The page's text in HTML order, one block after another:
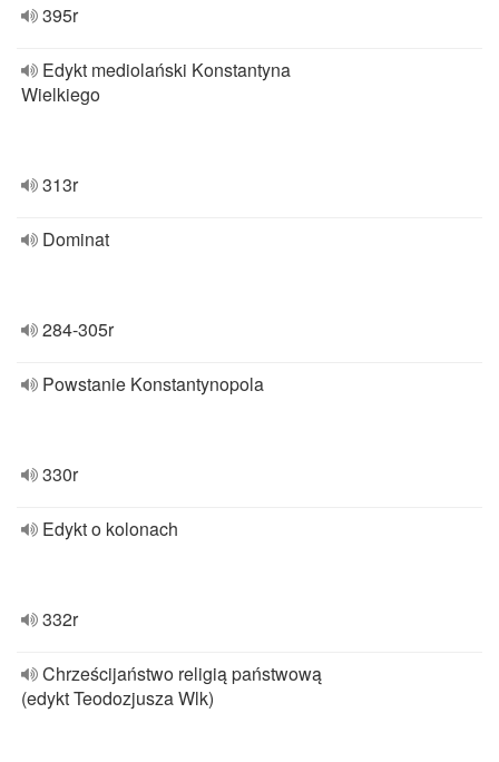
395r
Edykt mediolański Konstantyna
Wielkiego
313r
Dominat
284-305r
Powstanie Konstantynopola
330r
Edykt o kolonach
332r
Chrześcijaństwo religią państwową
(edykt Teodozjusza Wlk)